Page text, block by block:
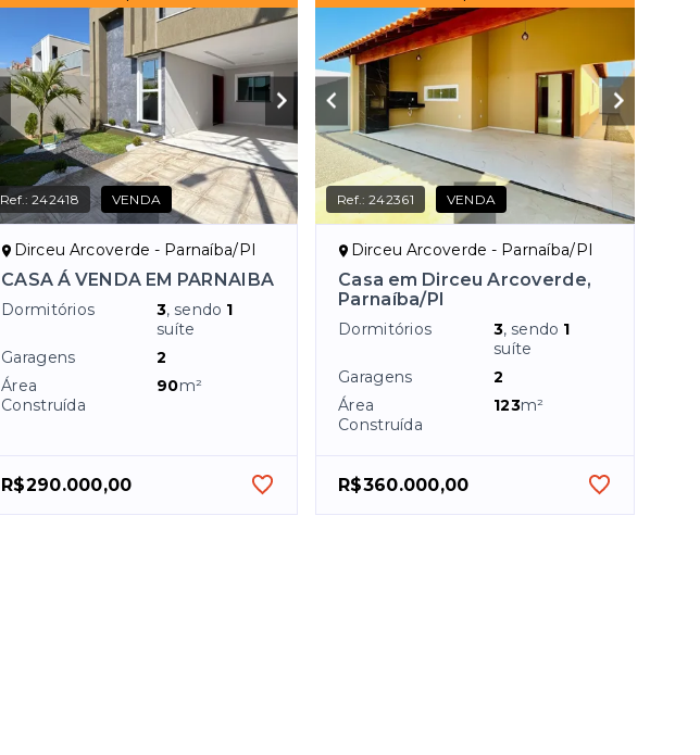
Ref.:242418 VENDA
Dirceu Arcoverde - Parnaíba/PI
CASA Á VENDA EM PARNAIBA
Dormitórios 3, sendo 1
suíte
Garagens
2
Área
Construída
90m²
R$290.000,00
Ref.:242361 VENDA
Dirceu Arcoverde - Parnaíba/PI
Casa em Dirceu Arcoverde,
Parnaíba/PI
Dormitórios 3, sendo 1
suíte
Garagens
2
Área
Construída
123m²
R$360.000,00